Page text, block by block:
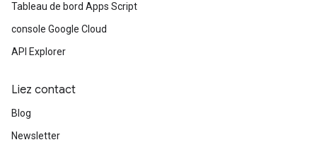
Tableau de bord Apps Script
console Google Cloud
API Explorer
Liez contact
Blog
Newsletter